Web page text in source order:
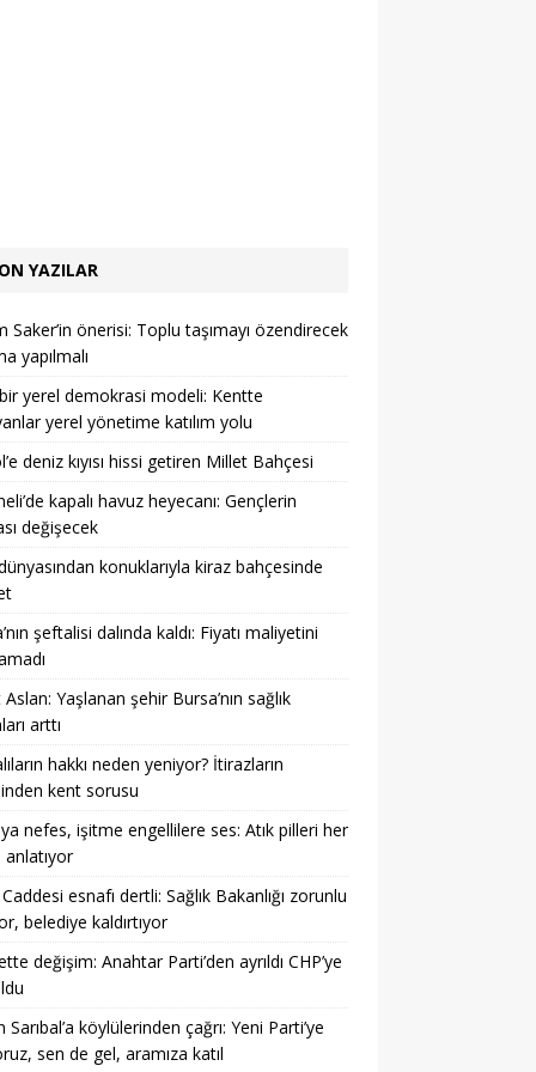
YAZILAR
Saker’in önerisi: Toplu taşımayı özendirecek
yapılmalı
yerel demokrasi modeli: Kentte
yerel yönetime katılım yolu
deniz kıyısı hissi getiren Millet Bahçesi
kapalı havuz heyecanı: Gençlerin
değişecek
konuklarıyla kiraz bahçesinde
şeftalisi dalında kaldı: Fiyatı maliyetini
Yaşlanan şehir Bursa’nın sağlık
arttı
hakkı neden yeniyor? İtirazların
kent sorusu
nefes, işitme engellilere ses: Atık pilleri her
esnafı dertli: Sağlık Bakanlığı zorunlu
belediye kaldırtıyor
değişim: Anahtar Parti’den ayrıldı CHP’ye
Sarıbal’a köylülerinden çağrı: Yeni Parti’ye
sen de gel, aramıza katıl